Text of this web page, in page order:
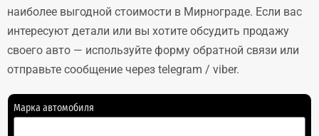
наиболее выгодной стоимости в Мирнограде. Если вас
интересуют детали или вы хотите обсудить продажу
своего авто — используйте форму обратной связи или
отправьте сообщение через telegram / viber.
Марка автомобиля